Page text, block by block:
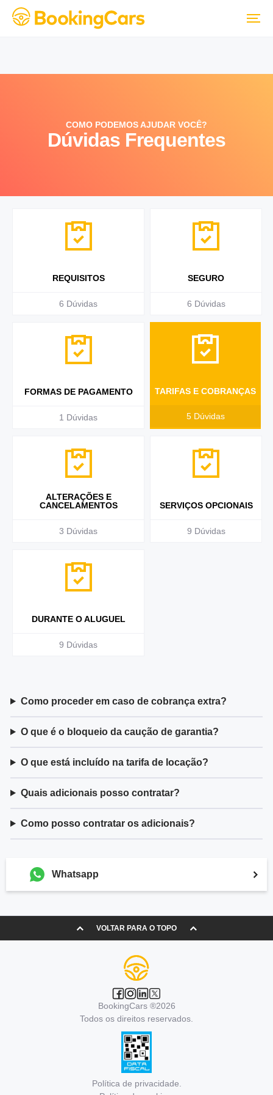
COMO PODEMOS AJUDAR VOCÊ?
Dúvidas Frequentes
REQUISITOS
6 Dúvidas
SEGURO
6 Dúvidas
FORMAS DE PAGAMENTO
1 Dúvidas
TARIFAS E COBRANÇAS
5 Dúvidas
ALTERAÇÕES E
CANCELAMENTOS
3 Dúvidas
SERVIÇOS OPCIONAIS
9 Dúvidas
DURANTE O ALUGUEL
9 Dúvidas
Como proceder em caso de cobrança extra?
O que é o bloqueio da caução de garantia?
O que está incluído na tarifa de locação?
Quais adicionais posso contratar?
Como posso contratar os adicionais?
Whatsapp
VOLTAR PARA O TOPO
BookingCars ®2026
Todos os direitos reservados.
Política de privacidade.